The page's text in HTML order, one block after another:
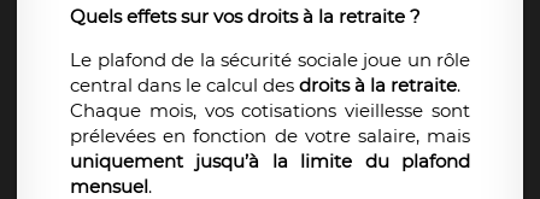
Quels effets sur vos droits à la retraite ?
Le plafond de la sécurité sociale joue un rôle
central dans le calcul des droits à la retraite.
Chaque mois, vos cotisations vieillesse sont
prélevées en fonction de votre salaire, mais
uniquement jusqu’à la limite du plafond
mensuel.